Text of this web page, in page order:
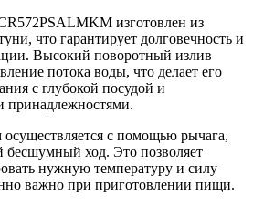
изготовлен из
что гарантирует долговечность и
Высокий поворотный излив
потока воды, что делает его
с глубокой посудой и
осуществляется с помощью рычага,
бесшумный ход. Это позволяет
нужную температуру и силу
важно при приготовлении пищи.